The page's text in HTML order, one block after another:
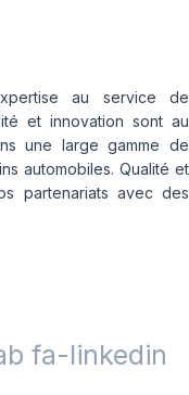
au service de
et innovation sont au
une large gamme de
automobiles. Qualité et
partenariats avec des
fa-linkedin